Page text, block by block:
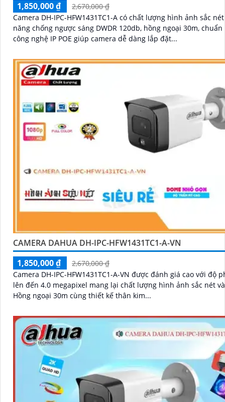
1,850,000 ₫
2,670,000 ₫
Camera DH-IPC-HFW1431TC1-A có chất lượng hình ảnh sắc
năng chống ngược sáng DWDR 120db, hồng ngoại 30m, chuẩn
công nghệ IP POE giúp camera dễ dàng lắp đặt...
CAMERA DAHUA DH-IPC-HFW1431TC1-A-VN
1,850,000 ₫
2,670,000 ₫
Camera DH-IPC-HFW1431TC1-A-VN được đánh giá cao với độ
lên đến 4.0 megapixel mang lại chất lượng hình ảnh sắc nét
Hồng ngoại 30m cùng thiết kế thân kim...